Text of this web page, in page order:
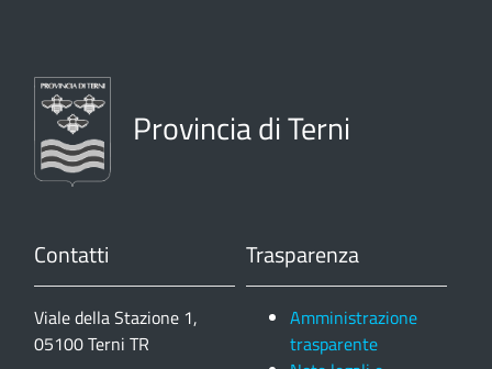
Provincia di Terni
Contatti
Viale della Stazione 1,
05100 Terni TR
Trasparenza
Amministrazione
trasparente